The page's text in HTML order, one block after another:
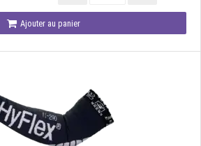
Ajouter au panier